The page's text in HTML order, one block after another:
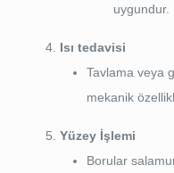
uygundur.
Isı tedavisi
Tavlama veya
mekanik
Yüzey İşlemi
Borular